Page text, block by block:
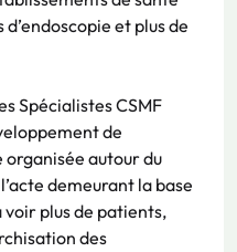
et plus de
Spécialistes CSMF
de
autour du
demeurant la base
plus de patients,
des